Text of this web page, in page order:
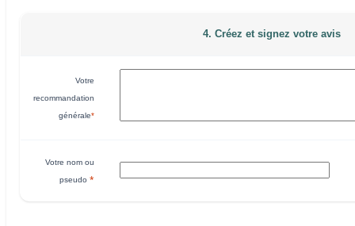
4. Créez et signez votre avis
Votre
recommandation
générale*
Votre nom ou
pseudo *